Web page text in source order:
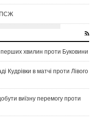
ПСЖ
хвилин проти Буковини
Кудрівки в матчі проти Лівого
виїзну перемогу проти